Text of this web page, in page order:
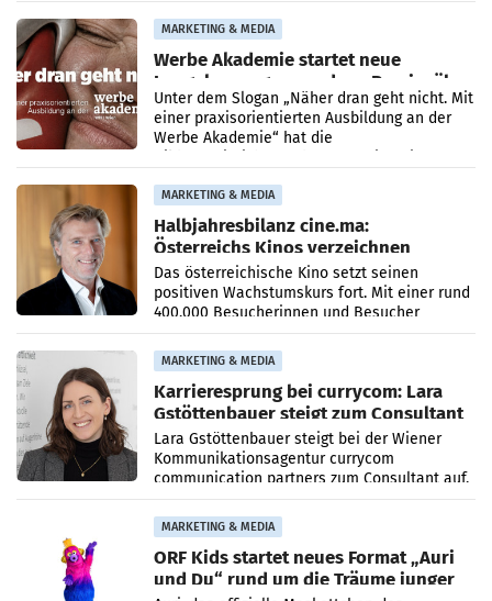
MARKETING & MEDIA
Werbe Akademie startet neue
Imagekampagne rund um Praxisnähe
Unter dem Slogan „Näher dran geht nicht. Mit
einer praxisorientierten Ausbildung an der
Werbe Akademie“ hat die
MARKETING & MEDIA
Halbjahresbilanz cine.ma:
Österreichs Kinos verzeichnen
400.000 Besucher mehr
Das österreichische Kino setzt seinen
positiven Wachstumskurs fort. Mit einer rund
400.000 Besucherinnen und Besucher
höheren Nettoreichweite im ersten Halbjahr
2026 gegenüber dem
MARKETING & MEDIA
Karrieresprung bei currycom: Lara
Gstöttenbauer steigt zum Consultant
auf
Lara Gstöttenbauer steigt bei der Wiener
Kommunikationsagentur currycom
communication partners zum Consultant auf.
Die 27-jährige Beraterin betreut Kundinnen
und Kunden in den Bereichen
MARKETING & MEDIA
ORF Kids startet neues Format „Auri
und Du“ rund um die Träume junger